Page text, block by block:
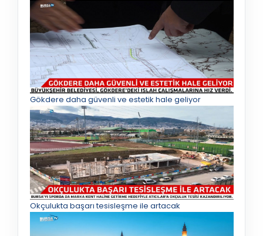
Gökdere daha güvenli ve estetik hale geliyor
Okçulukta başarı tesisleşme ile artacak